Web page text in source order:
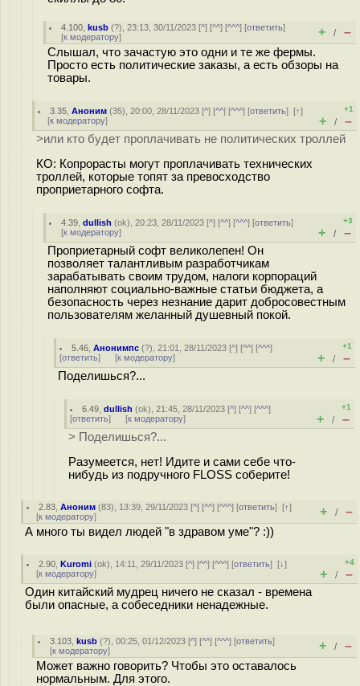
4.100 ,kusb (?), 23:13, 30/11/2023 [^] [^^] [^^^] [ответить]
[к модератору] + / –
Слышал, что зачастую это одни и те же фермы.
Просто есть политические заказы, а есть обзоры на
товары.
3.35 ,Аноним (35), 20:00, 28/11/2023 [^] [^^] [^^^] [ответить][↑]
[к модератору]
+1
+ / –
>или кто будет проплачивать не политических троллей
КО: Копрорасты могут проплачивать технических
троллей, которые топят за превосходство
проприетарного софта.
4.39 ,dullish (ok), 20:23, 28/11/2023 [^] [^^] [^^^] [ответить]
[к модератору]
+3
+ / –
Проприетарный софт великолепен! Он
позволяет талантливым разработчикам
зарабатывать своим трудом, налоги корпораций
наполняют социально-важные статьи бюджета, а
безопасность через незнание дарит добросовестным
пользователям желанный душевный покой.
5.46 ,Анонимпс (?), 21:01, 28/11/2023 [^] [^^] [^^^]
[ответить] [к модератору]
+1
+ / –
Поделишься?...
6.49 ,dullish (ok), 21:45, 28/11/2023 [^] [^^] [^^^]
[ответить] [к модератору]
+1
+ / –
> Поделишься?...
Разумеется, нет! Идите и сами себе что-
нибудь из подручного FLOSS соберите!
2.83 ,Аноним (83), 13:39, 29/11/2023 [^] [^^] [^^^] [ответить][↑]
[к модератору] + / –
А много ты видел людей "в здравом уме"? :))
2.90 ,Kuromi (ok), 14:11, 29/11/2023 [^] [^^] [^^^] [ответить][↓]
[к модератору]
+4
+ / –
Один китайский мудрец ничего не сказал - времена
были опасные, а собеседники ненадежные.
3.103 ,kusb (?), 00:25, 01/12/2023 [^] [^^] [^^^] [ответить]
[к модератору] + / –
Может важно говорить? Чтобы это оставалось
нормальным. Для этого.